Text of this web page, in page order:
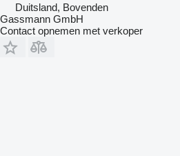
Duitsland, Bovenden
Gassmann GmbH
Contact opnemen met verkoper